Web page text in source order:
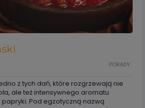
PORADY
z tych dań, które rozgrzewają nie
ale też intensywnego aromatu
papryki. Pod egzotyczną nazwą